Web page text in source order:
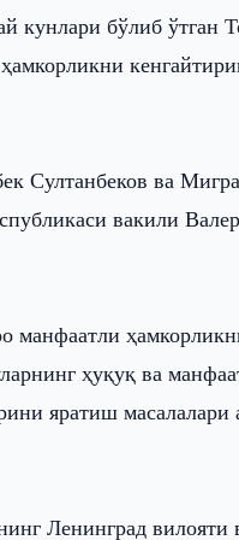
кунлари бўлиб ўтган
Султанбеков ва
вакили
манфаатли
ҳуқуқ ва
яратиш масалалари
Ленинград